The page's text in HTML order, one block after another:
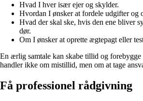
Hvad I hver især ejer og skylder.
Hvordan I ønsker at fordele udgifter og
Hvad der skal ske, hvis den ene bliver
dør.
Om I ønsker at oprette ægtepagt eller
En ærlig samtale kan skabe tillid og forebygge
handler ikke om mistillid, men om at tage
Få professionel rådgivning